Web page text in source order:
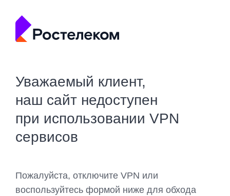
Уважаемый клиент,
наш сайт недоступен
при использовании VPN
сервисов
Пожалуйста, отключите VPN или
воспользуйтесь формой ниже для обхода